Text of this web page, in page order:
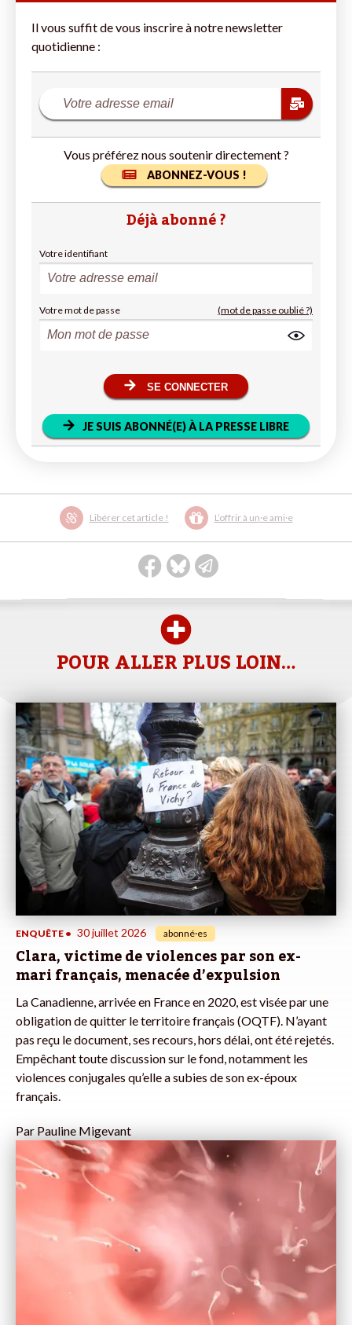
Libérer cet article ! L’offrir à un·e ami·e
Il vous suffit de vous inscrire à notre newsletter
quotidienne :
Vous préférez nous soutenir directement ?
ABONNEZ-VOUS !
Déjà abonné ?
Votre identifiant
Votre mot de passe (mot de passe oublié ?)
SE CONNECTER
JE SUIS ABONNÉ(E) À LA PRESSE LIBRE
POUR ALLER PLUS LOIN…
ENQUÊTE • 30 juillet 2026 abonné·es
Clara, victime de violences par son ex-
mari français, menacée d’expulsion
La Canadienne, arrivée en France en 2020, est visée par une
obligation de quitter le territoire français (OQTF). N’ayant
pas reçu le document, ses recours, hors délai, ont été rejetés.
Empêchant toute discussion sur le fond, notamment les
violences conjugales qu’elle a subies de son ex-époux
français.
Par Pauline Migevant